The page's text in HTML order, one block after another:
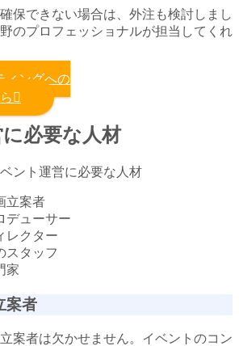
保できない場合は、外注も検討しまし
のプロフェッショナルが担当してくれ
ィングへの
必要な人材
立案者
デューサー
レクター
スタッフ
家
案者
案者は欠かせません。イベントのコン